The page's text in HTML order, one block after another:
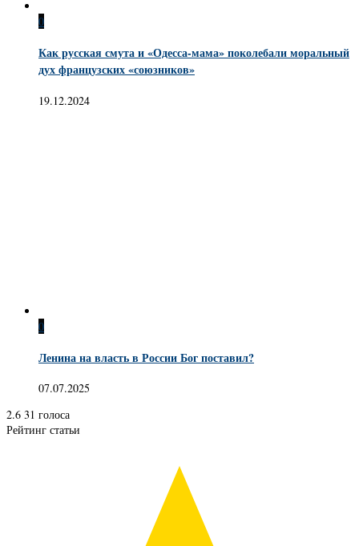
0
Как русская смута и «Одесса-мама» поколебали моральный
дух французских «союзников»
19.12.2024
0
Ленина на власть в России Бог поставил?
07.07.2025
2.6 31 голоса
Рейтинг статьи